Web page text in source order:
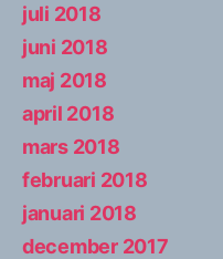
juli 2018
juni 2018
maj 2018
april 2018
mars 2018
februari 2018
januari 2018
december 2017